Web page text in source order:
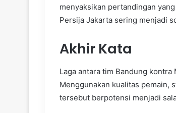
menyaksikan pertandingan
Persija Jakarta sering menjadi
Akhir Kata
Laga antara tim Bandung
Menggunakan kualitas pemain,
tersebut berpotensi menjadi